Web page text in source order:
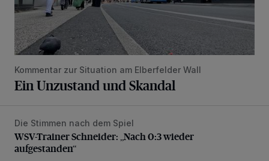
Kommentar zur Situation am Elberfelder Wall
Ein Unzustand und Skandal
WSV-Trainer Schneider: „Nach 0:3 wieder aufgestanden“
Die Stimmen nach dem Spiel
WSV-Trainer Schneider: „Nach 0:3 wieder
aufgestanden“